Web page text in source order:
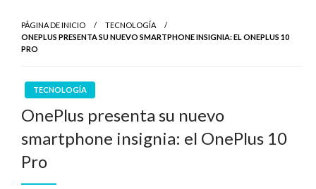
PÁGINA DE INICIO
TECNOLOGÍA
ONEPLUS PRESENTA SU NUEVO SMARTPHONE INSIGNIA: EL ONEPLUS 10
PRO
TECNOLOGÍA
OnePlus presenta su nuevo
smartphone insignia: el OnePlus 10
Pro